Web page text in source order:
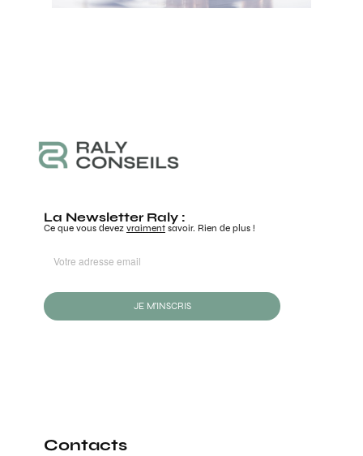
La Newsletter Raly :
Ce que vous devez vraiment savoir. Rien de plus !
JE M'INSCRIS
Contacts